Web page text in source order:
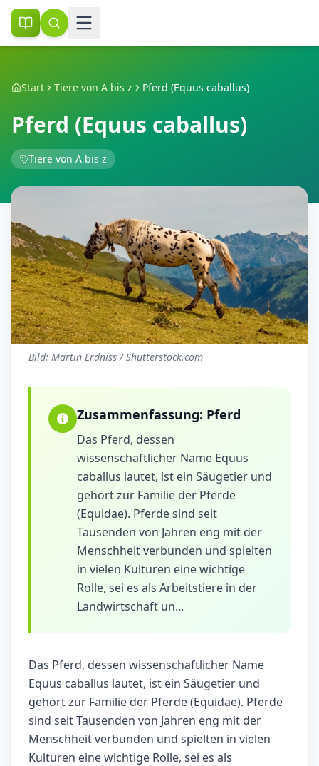
Start Tiere von A bis z Pferd (Equus caballus)
Pferd (Equus caballus)
Tiere von A bis z
Bild: Martin Erdniss / Shutterstock.com
Zusammenfassung: Pferd
Das Pferd, dessen
wissenschaftlicher Name Equus
caballus lautet, ist ein Säugetier und
gehört zur Familie der Pferde
(Equidae). Pferde sind seit
Tausenden von Jahren eng mit der
Menschheit verbunden und spielten
in vielen Kulturen eine wichtige
Rolle, sei es als Arbeitstiere in der
Landwirtschaft un...
Das Pferd, dessen wissenschaftlicher Name
Equus caballus lautet, ist ein Säugetier und
gehört zur Familie der Pferde (Equidae). Pferde
sind seit Tausenden von Jahren eng mit der
Menschheit verbunden und spielten in vielen
Kulturen eine wichtige Rolle, sei es als